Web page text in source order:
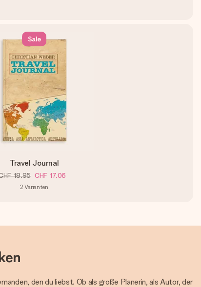
Sale
Travel Journal
18.95 CHF 17.06
2 Varianten
den du liebst. Ob als große Planerin, als Autor, der